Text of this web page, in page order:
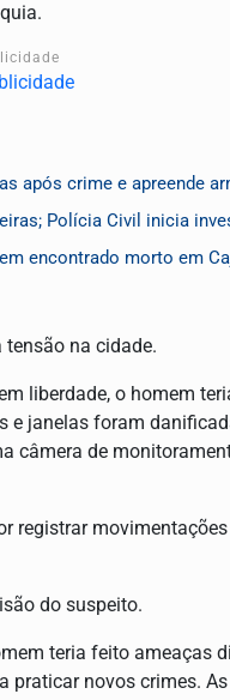
após crime e apreende
Polícia Civil inicia
encontrado morto em
tensão na cidade.
liberdade, o homem
e janelas foram
câmera de
registrar
do suspeito.
teria feito ameaças
novos crimes.